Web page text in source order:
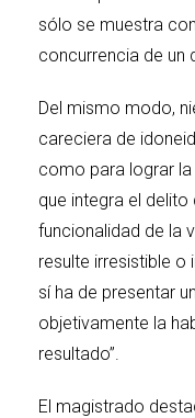
sólo se muestra
concurrencia de un
Del mismo modo,
careciera de
como para lograr
que integra el
funcionalidad de la
resulte irresistible o
sí ha de presentar
objetivamente la
resultado”.
El magistrado